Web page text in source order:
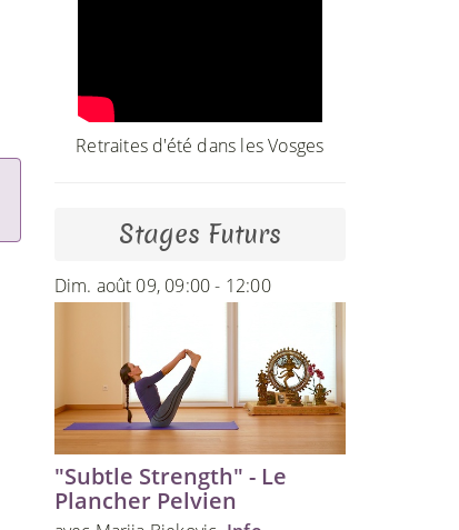
Retraites d'été dans les Vosges
Stages Futurs
Dim. août 09, 09:00 - 12:00
"Subtle Strength" - Le
Plancher Pelvien